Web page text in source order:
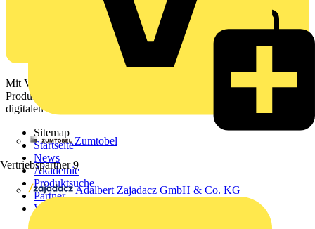
Zumtobel
Vertriebspartner 9
Adalbert Zajadacz GmbH & Co. KG
Mit Voltimum erhalten Elektrofachkräfte Zugang zu Branchennews,
Produktinformationen, Schulungen und Tools – alles auf einer
digitalen Plattform und Community.
Sitemap
Startseite
News
Akademie
Produktsuche
Partner
Voltimum+